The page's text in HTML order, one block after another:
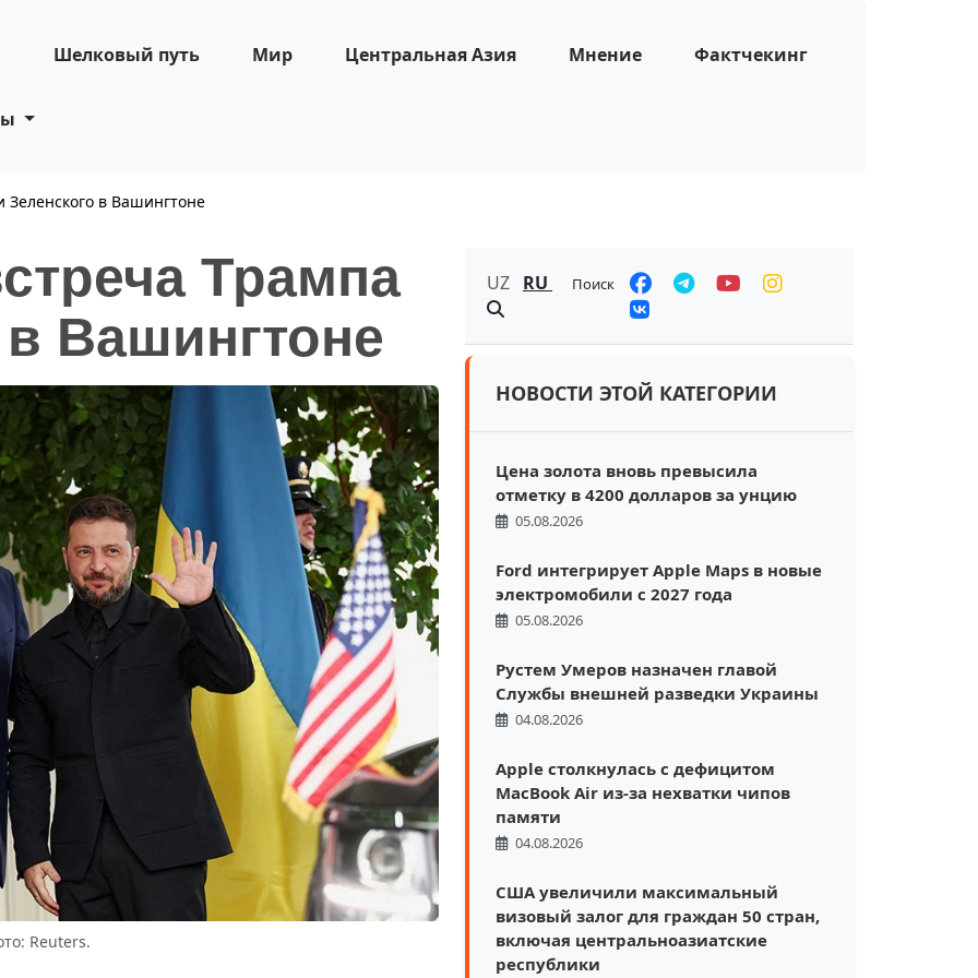
Шелковый путь Мир Центральная Азия Мнение Фактчекинг
в Вашингтоне
Трампа
Вашингтоне
Reuters.
UZ RU Поиск
НОВОСТИ ЭТОЙ КАТЕГОРИИ
Цена золота вновь превысила
отметку в 4200 долларов за унцию
05.08.2026
Ford интегрирует Apple Maps в новые
электромобили с 2027 года
05.08.2026
Рустем Умеров назначен главой
Службы внешней разведки Украины
04.08.2026
Apple столкнулась с дефицитом
MacBook Air из-за нехватки чипов
памяти
04.08.2026
США увеличили максимальный
визовый залог для граждан 50 стран,
включая центральноазиатские
республики